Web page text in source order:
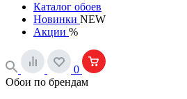
Каталог обоев
Новинки NEW
Акции %
0
Обои по брендам